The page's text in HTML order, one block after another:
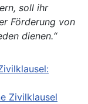
soll ihr
Förderung von
dienen.“
Zivilklausel